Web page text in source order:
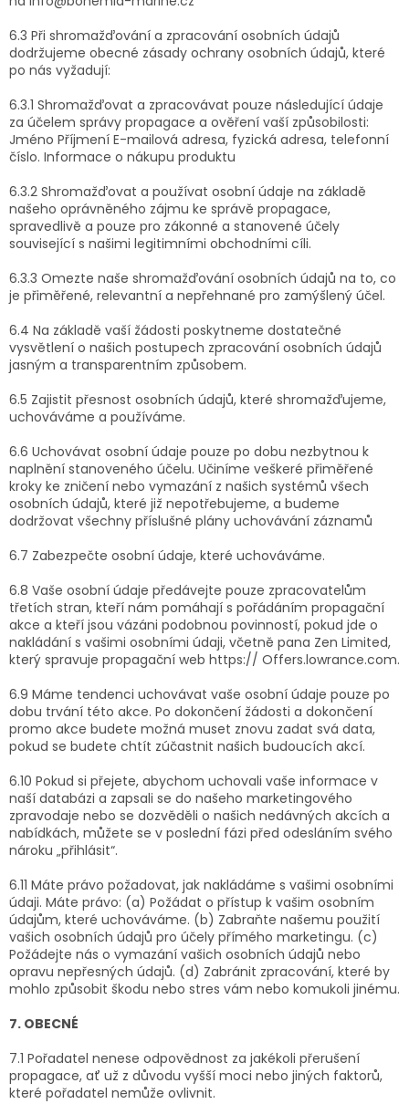
6.3 Při shromažďování a zpracování osobních údajů
dodržujeme obecné zásady ochrany osobních údajů, které
po nás vyžadují:
6.3.1 Shromažďovat a zpracovávat pouze následující údaje
za účelem správy propagace a ověření vaší způsobilosti:
Jméno Příjmení E-mailová adresa, fyzická adresa, telefonní
číslo. Informace o nákupu produktu
6.3.2 Shromažďovat a používat osobní údaje na základě
našeho oprávněného zájmu ke správě propagace,
spravedlivě a pouze pro zákonné a stanovené účely
související s našimi legitimními obchodními cíli.
6.3.3 Omezte naše shromažďování osobních údajů na to, co
je přiměřené, relevantní a nepřehnané pro zamýšlený účel.
6.4 Na základě vaší žádosti poskytneme dostatečné
vysvětlení o našich postupech zpracování osobních údajů
jasným a transparentním způsobem.
6.5 Zajistit přesnost osobních údajů, které shromažďujeme,
uchováváme a používáme.
6.6 Uchovávat osobní údaje pouze po dobu nezbytnou k
naplnění stanoveného účelu. Učiníme veškeré přiměřené
kroky ke zničení nebo vymazání z našich systémů všech
osobních údajů, které již nepotřebujeme, a budeme
dodržovat všechny příslušné plány uchovávání záznamů
6.7 Zabezpečte osobní údaje, které uchováváme.
6.8 Vaše osobní údaje předávejte pouze zpracovatelům
třetích stran, kteří nám pomáhají s pořádáním propagační
akce a kteří jsou vázáni podobnou povinností, pokud jde o
nakládání s vašimi osobními údaji, včetně pana Zen Limited,
který spravuje propagační web https:// Offers.lowrance.com.
6.9 Máme tendenci uchovávat vaše osobní údaje pouze po
dobu trvání této akce. Po dokončení žádosti a dokončení
promo akce budete možná muset znovu zadat svá data,
pokud se budete chtít zúčastnit našich budoucích akcí.
6.10 Pokud si přejete, abychom uchovali vaše informace v
naší databázi a zapsali se do našeho marketingového
zpravodaje nebo se dozvěděli o našich nedávných akcích a
nabídkách, můžete se v poslední fázi před odesláním svého
nároku „přihlásit“.
6.11 Máte právo požadovat, jak nakládáme s vašimi osobními
údaji. Máte právo: (a) Požádat o přístup k vašim osobním
údajům, které uchováváme. (b) Zabraňte našemu použití
vašich osobních údajů pro účely přímého marketingu. (c)
Požádejte nás o vymazání vašich osobních údajů nebo
opravu nepřesných údajů. (d) Zabránit zpracování, které by
mohlo způsobit škodu nebo stres vám nebo komukoli jinému.
7. OBECNÉ
7.1 Pořadatel nenese odpovědnost za jakékoli přerušení
propagace, ať už z důvodu vyšší moci nebo jiných faktorů,
které pořadatel nemůže ovlivnit.